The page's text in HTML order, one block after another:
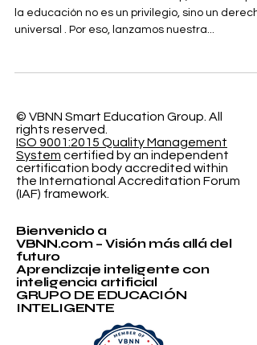
En VBNN Smart Education Group, creemos que
© VBNN Smart Education Group.All
rights reserved.
ISO 9001:2015 Quality Management
Systemcertified by an independent
certification body accredited within
Bienvenido a
VBNN.com – Visión más allá del
futuro
Aprendizaje inteligente con
inteligencia artificial
GRUPO DE EDUCACIÓN
INTELIGENTE